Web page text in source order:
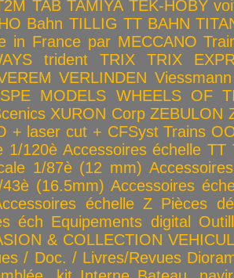
TAB TAMIYA TEK-HOBY
Bahn TILLIG TT BAHN
in France par MECCANO
trident TRIX
TRIX
VERLINDEN Viessmann
MODELS WHEELS OF
XURON Corp ZEBULON
+ laser cut + CFSyst Trains
1/120è Accessoires échelle TT
1/87è (12 mm)
(16.5mm) Accessoires
échelle Z Pièces
éch Equipements digital
& COLLECTION
/ Doc. / Livres/Revues